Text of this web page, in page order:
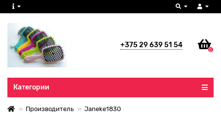
+375 29 639 51 54
0
Все категории
Категории
Производитель Janeke1830